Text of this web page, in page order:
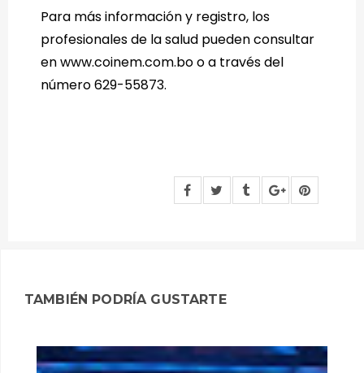
Para más información y registro, los
profesionales de la salud pueden consultar
en www.coinem.com.bo o a través del
número 629-55873.
TAMBIÉN PODRÍA GUSTARTE